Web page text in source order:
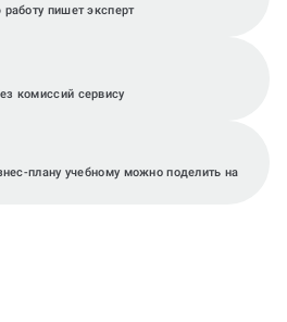
пишет эксперт
комиссий сервису
плану учебному можно поделить на